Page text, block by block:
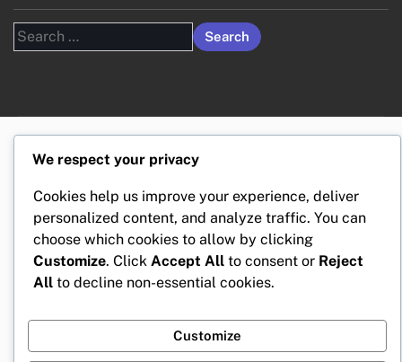
Search
for:
We respect your privacy
Cookies help us improve your experience, deliver
personalized content, and analyze traffic. You can
choose which cookies to allow by clicking
Customize. Click Accept All to consent or Reject
All to decline non-essential cookies.
Customize